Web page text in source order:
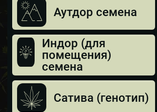
Аутдор семена
Индор (для
помещения)
семена
Сатива (генотип)